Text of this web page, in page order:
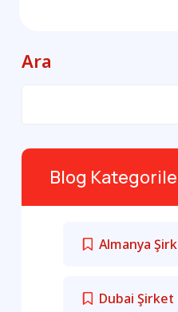
Ara
Blog
Almanya
Dubai